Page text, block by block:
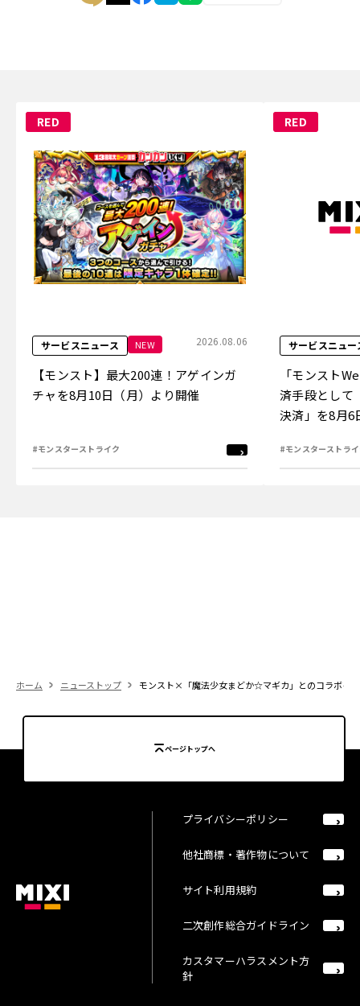
RED
サービスニュース NEW 2026.08.06
【モンスト】最大200連！アゲインガ
チャを8月10日（月）より開催
#モンスターストライク
RED
サービスニュー
「モンスト
済手段として
決済」を8月6
#モンスターストラ
ホーム ニューストップ モンスト×「魔法少女まどか☆マギカ」とのコラボイ
ページトップへ
プライバシーポリシー
他社商標・著作物について
サイト利用規約
二次創作総合ガイドライン
カスタマーハラスメント方
針